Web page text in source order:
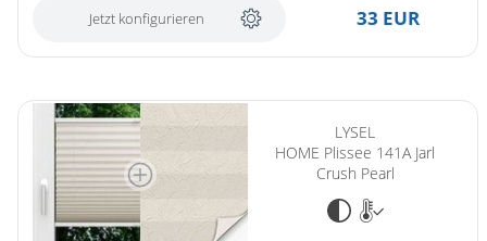
Jetzt konfigurieren 33 EUR
LYSEL
HOME Plissee 141A Jarl
Crush Pearl